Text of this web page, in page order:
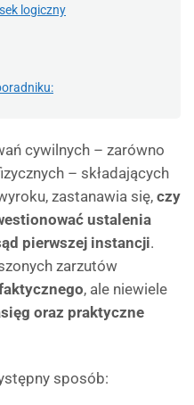
logiczny
cywilnych – zarówno
– składających
zastanawia się, czy
ustalenia
pierwszej instancji.
zarzutów
, ale niewiele
oraz praktyczne
sposób: